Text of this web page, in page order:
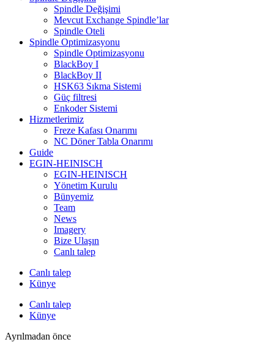
Spindle Değişimi
Mevcut Exchange Spindle’lar
Spindle Oteli
Spindle Optimizasyonu
Spindle Optimizasyonu
BlackBoy I
BlackBoy II
HSK63 Sıkma Sistemi
Güç filtresi
Enkoder Sistemi
Hizmetlerimiz
Freze Kafası Onarımı
NC Döner Tabla Onarımı
Guide
EGIN-HEINISCH
EGIN-HEINISCH
Yönetim Kurulu
Bünyemiz
Team
News
Imagery
Bize Ulaşın
Canlı talep
Canlı talep
Künye
Canlı talep
Künye
Ayrılmadan önce